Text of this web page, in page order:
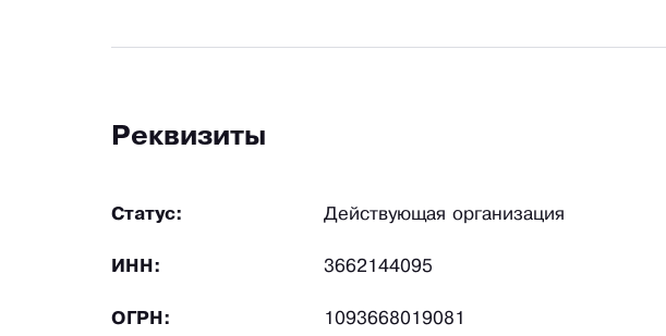
Реквизиты
Статус: Действующая организация
ИНН: 3662144095
ОГРН: 1093668019081